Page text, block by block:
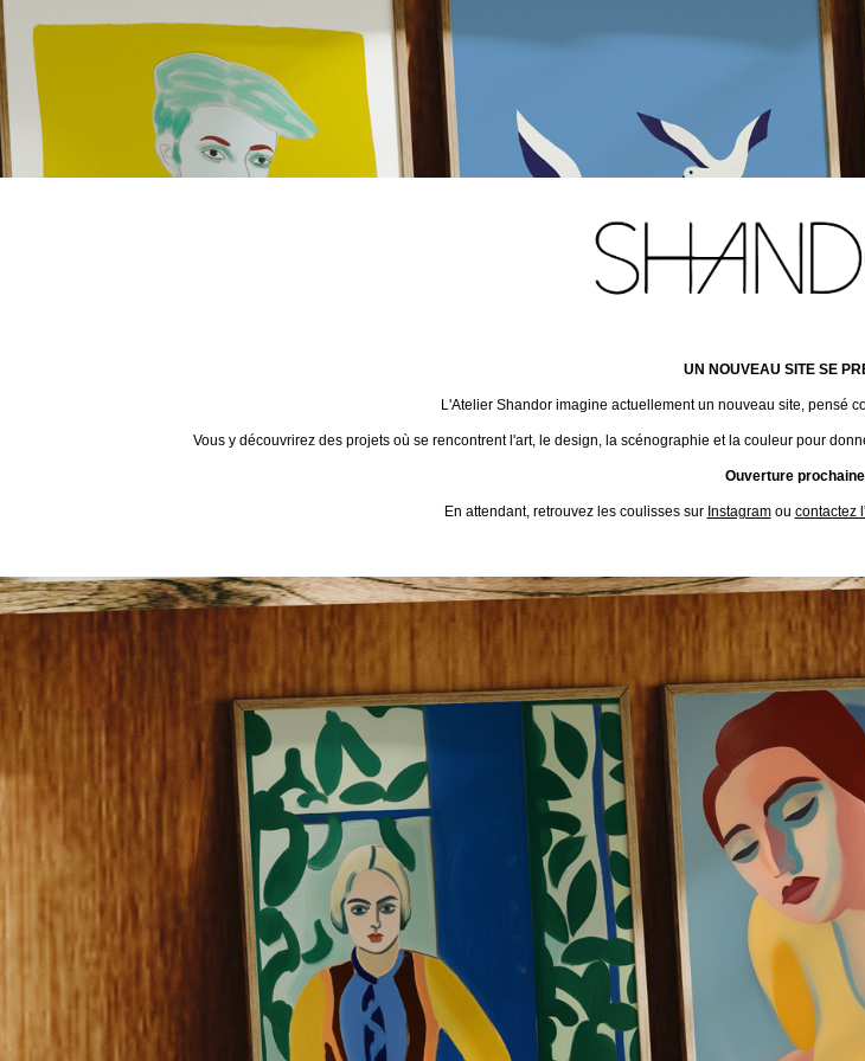
UN NOUVEAU SITE SE
L'Atelier Shandor imagine actuellement un nouveau site, pensé
Vous y découvrirez des projets où se rencontrent l'art, le design, la scénographie et la couleur pour
Ouverture
En attendant, retrouvez les coulisses sur Instagramou contactez